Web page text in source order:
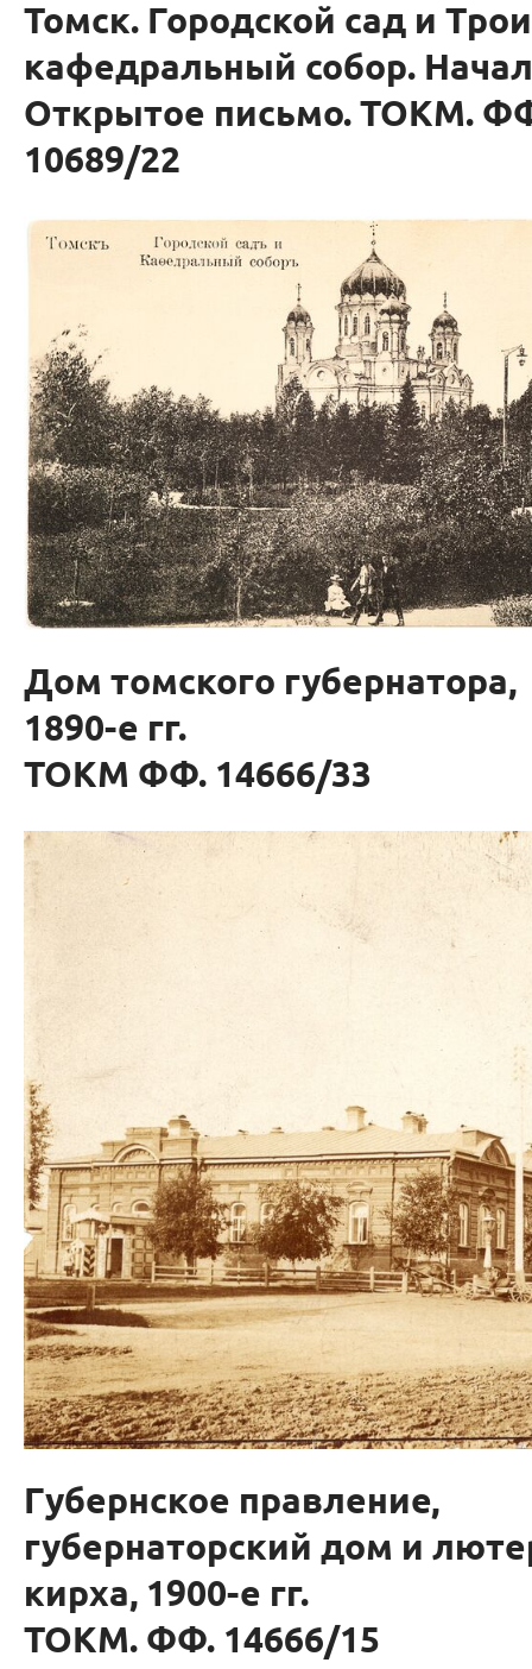
Томск. Городской сад и
кафедральный собор.
Открытое письмо. ТОКМ.
10689/22
Дом томского губернатора,
1890-е гг.
ТОКМ ФФ. 14666/33
Губернское правление,
губернаторский дом и
кирха, 1900-е гг.
ТОКМ. ФФ. 14666/15